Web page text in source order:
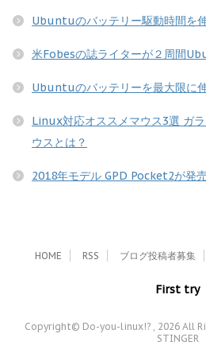
Ubuntuのバッテリー駆動時間を
米Fobesの誌ライターが２周間
Ubuntuのバッテリーを最大限に
Linux対応オススメマウス3選 ガ
ウスとは？
2018年モデル GPD Pocket2が発
HOME RSS ブログ投稿者募集
First try
Copyright© Do-you-linux!? , 2026 All
STINGER